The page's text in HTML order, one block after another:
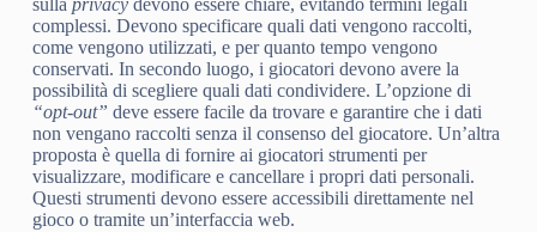
sulla privacydevono essere chiare, evitando termini legali
complessi. Devono specificare quali dati vengono raccolti,
come vengono utilizzati, e per quanto tempo vengono
conservati. In secondo luogo, i giocatori devono avere la
possibilità di scegliere quali dati condividere. L’opzione di
“opt-out” deve essere facile da trovare e garantire che i dati
non vengano raccolti senza il consenso del giocatore. Un’altra
proposta è quella di fornire ai giocatori strumenti per
visualizzare, modificare e cancellare i propri dati personali.
Questi strumenti devono essere accessibili direttamente nel
gioco o tramite un’interfaccia web.